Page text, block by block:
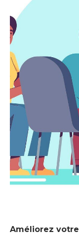
Améliorez